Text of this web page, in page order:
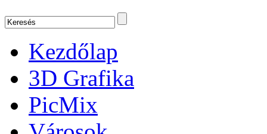
Kezdőlap
3D Grafika
PicMix